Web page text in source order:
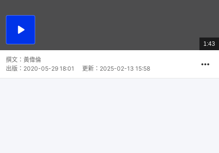
播
總
共
1:43
撰文： 黃偉倫
出版： 2020-05-29 18:01 更新： 2025-02-13 15:58